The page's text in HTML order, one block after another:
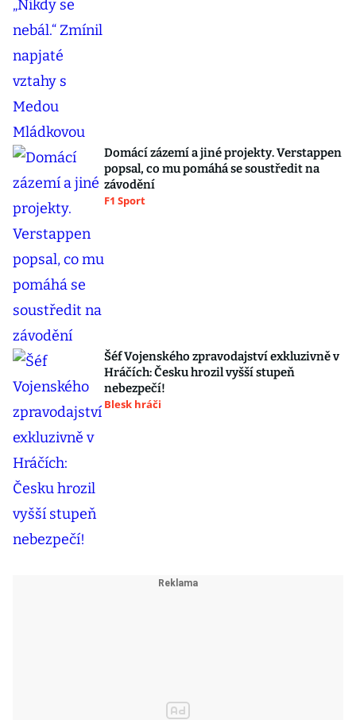
Domácí zázemí a jiné projekty. Verstappen
popsal, co mu pomáhá se soustředit na
závodění
F1 Sport
Šéf Vojenského zpravodajství exkluzivně v
Hráčích: Česku hrozil vyšší stupeň
nebezpečí!
Blesk hráči